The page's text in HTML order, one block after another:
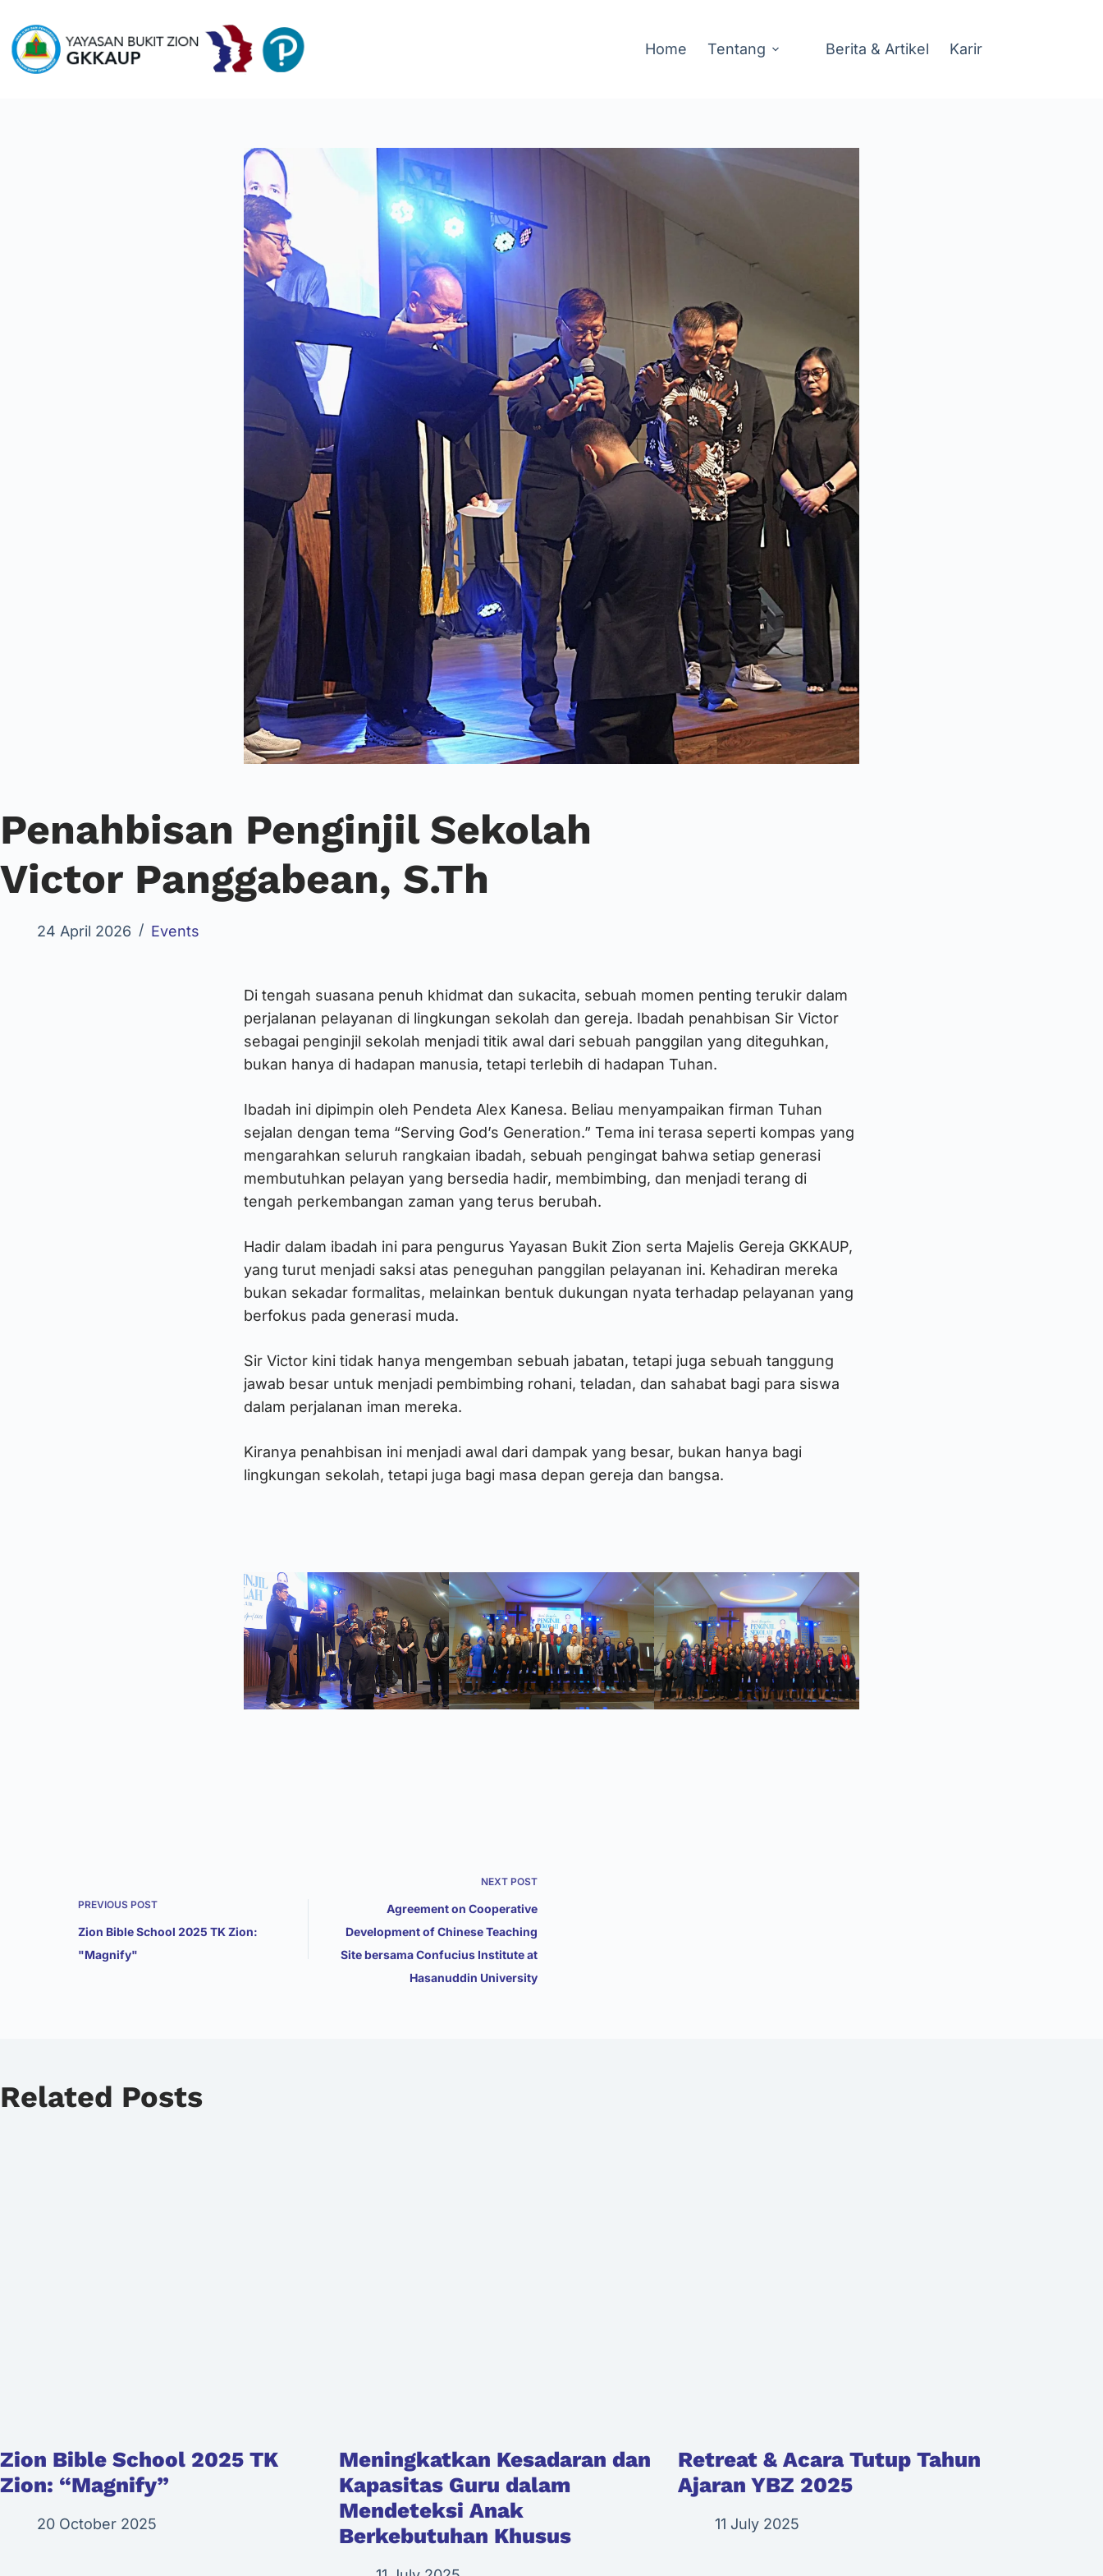
Home Tentang Berita & Artikel Karir
Penahbisan Penginjil Sekolah
Victor Panggabean, S.Th
24 April 2026 Events
Di tengah suasana penuh khidmat dan sukacita, sebuah momen penting terukir dalam
perjalanan pelayanan di lingkungan sekolah dan gereja. Ibadah penahbisan Sir Victor
sebagai penginjil sekolah menjadi titik awal dari sebuah panggilan yang diteguhkan,
bukan hanya di hadapan manusia, tetapi terlebih di hadapan Tuhan.
Ibadah ini dipimpin oleh Pendeta Alex Kanesa. Beliau menyampaikan firman Tuhan
sejalan dengan tema “Serving God’s Generation.” Tema ini terasa seperti kompas yang
mengarahkan seluruh rangkaian ibadah, sebuah pengingat bahwa setiap generasi
membutuhkan pelayan yang bersedia hadir, membimbing, dan menjadi terang di
tengah perkembangan zaman yang terus berubah.
Hadir dalam ibadah ini para pengurus Yayasan Bukit Zion serta Majelis Gereja GKKAUP,
yang turut menjadi saksi atas peneguhan panggilan pelayanan ini. Kehadiran mereka
bukan sekadar formalitas, melainkan bentuk dukungan nyata terhadap pelayanan yang
berfokus pada generasi muda.
Sir Victor kini tidak hanya mengemban sebuah jabatan, tetapi juga sebuah tanggung
jawab besar untuk menjadi pembimbing rohani, teladan, dan sahabat bagi para siswa
dalam perjalanan iman mereka.
Kiranya penahbisan ini menjadi awal dari dampak yang besar, bukan hanya bagi
lingkungan sekolah, tetapi juga bagi masa depan gereja dan bangsa.
PREVIOUS POST
Zion Bible School 2025 TK Zion:
"Magnify"
NEXT POST
Agreement on Cooperative
Development of Chinese Teaching
Site bersama Confucius Institute at
Hasanuddin University
Related Posts
Zion Bible School 2025 TK
Zion: “Magnify”
20 October 2025
Meningkatkan Kesadaran dan
Kapasitas Guru dalam
Mendeteksi Anak
Berkebutuhan Khusus
Retreat & Acara Tutup Tahun
Ajaran YBZ 2025
11 July 2025